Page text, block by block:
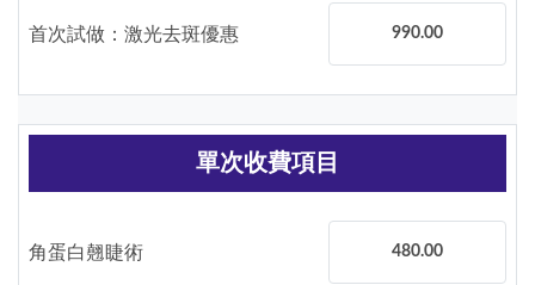
首次試做：激光去斑優惠 990.00
單次收費項目
角蛋白翹睫術 480.00